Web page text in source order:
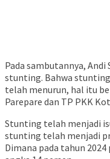
Pada sambutannya,
stunting. Bahwa
telah menurun, hal itu
Parepare dan TP PKK
Stunting telah menjadi
stunting telah menjadi
Dimana pada tahun